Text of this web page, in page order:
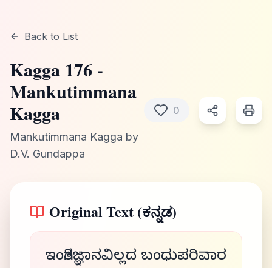
Back to List
Kagga 176 -
Mankutimmana
Kagga
Mankutimmana Kagga by
D.V. Gundappa
0
Original Text (ಕನ್ನಡ)
ಇಂಗಿತಜ್ಞಾನವಿಲ್ಲದ ಬಂಧುಪರಿವಾರ